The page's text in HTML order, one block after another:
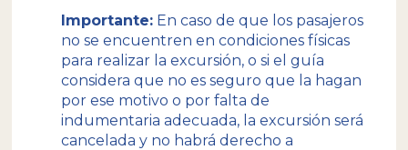
Importante: En caso de que los pasajeros
no se encuentren en condiciones físicas
para realizar la excursión, o si el guía
considera que no es seguro que la hagan
por ese motivo o por falta de
indumentaria adecuada, la excursión será
cancelada y no habrá derecho a